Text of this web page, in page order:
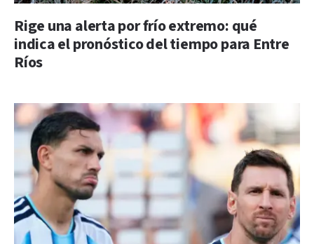
Rige una alerta por frío extremo: qué
indica el pronóstico del tiempo para Entre
Ríos